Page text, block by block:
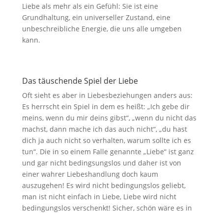
Liebe als mehr als ein Gefühl: Sie ist eine
Grundhaltung, ein universeller Zustand, eine
unbeschreibliche Energie, die uns alle umgeben
kann.
Das täuschende Spiel der Liebe
Oft sieht es aber in Liebesbeziehungen anders aus:
Es herrscht ein Spiel in dem es heißt: „Ich gebe dir
meins, wenn du mir deins gibst“, „wenn du nicht das
machst, dann mache ich das auch nicht“, „du hast
dich ja auch nicht so verhalten, warum sollte ich es
tun“. Die in so einem Falle genannte „Liebe“ ist ganz
und gar nicht bedingsungslos und daher ist von
einer wahrer Liebeshandlung doch kaum
auszugehen! Es wird nicht bedingungslos geliebt,
man ist nicht einfach in Liebe, Liebe wird nicht
bedingungslos verschenkt! Sicher, schön wäre es in